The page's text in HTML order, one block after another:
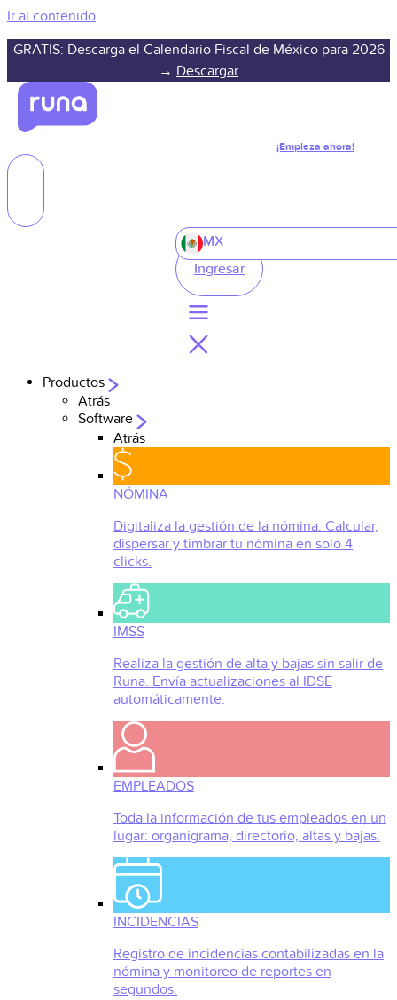
Ir al contenido
GRATIS: Descarga el Calendario Fiscal de México para 2026
→ Descargar
¡Empieza ahora!
MX
Ingresar
Productos
Atrás
Software
Atrás
NÓMINA
Digitaliza la gestión de la nómina. Calcular,
dispersar y timbrar tu nómina en solo 4
clicks.
IMSS
Realiza la gestión de alta y bajas sin salir de
Runa. Envía actualizaciones al IDSE
automáticamente.
EMPLEADOS
Toda la información de tus empleados en un
lugar: organigrama, directorio, altas y bajas.
INCIDENCIAS
Registro de incidencias contabilizadas en la
nómina y monitoreo de reportes en
segundos.